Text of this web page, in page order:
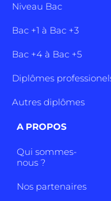
Niveau Bac
Bac +1 à Bac +3
Bac +4 à Bac +5
Diplômes
Autres diplômes
A PROPOS
Qui sommes-
nous ?
Nos partenaires